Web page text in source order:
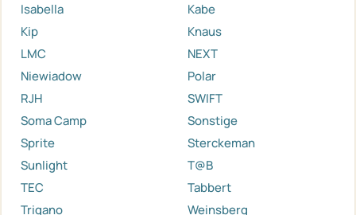
Isabella
Kabe
Kip
Knaus
LMC
NEXT
Niewiadow
Polar
RJH
SWIFT
Soma Camp
Sonstige
Sprite
Sterckeman
Sunlight
T@B
TEC
Tabbert
Trigano
Weinsberg